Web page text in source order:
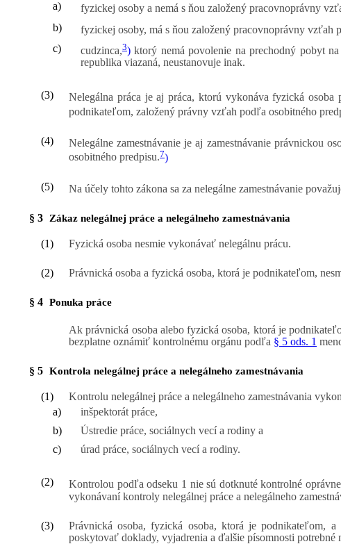
a)
fyzickej osoby a nemá s ňou založený pracovnoprávny
b)
fyzickej osoby, má s ňou založený pracovnoprávny vzťah
c)
cudzinca,3) ktorý nemá povolenie na prechodný pobyt
republika viazaná, neustanovuje inak.
(3) Nelegálna práca je aj práca, ktorú vykonáva fyzická
podnikateľom, založený právny vzťah podľa osobitného
(4) Nelegálne zamestnávanie je aj zamestnávanie právnickou
osobitného predpisu.7)
(5) Na účely tohto zákona sa za nelegálne zamestnávanie
§ 3 Zákaz nelegálnej práce a nelegálneho zamestnávania
(1) Fyzická osoba nesmie vykonávať nelegálnu prácu.
(2) Právnická osoba a fyzická osoba, ktorá je podnikateľom,
§ 4 Ponuka práce
Ak právnická osoba alebo fyzická osoba, ktorá je
bezplatne oznámiť kontrolnému orgánu podľa § 5 ods. 1
§ 5 Kontrola nelegálnej práce a nelegálneho zamestnávania
(1)
Kontrolu nelegálnej práce a nelegálneho zamestnávania
a)
inšpektorát práce,
b)
Ústredie práce, sociálnych vecí a rodiny a
c)
úrad práce, sociálnych vecí a rodiny.
(2) Kontrolou podľa odseku 1 nie sú dotknuté kontrolné
vykonávaní kontroly nelegálnej práce a nelegálneho
(3)
Právnická osoba, fyzická osoba, ktorá je podnikateľom,
poskytovať doklady, vyjadrenia a ďalšie písomnosti